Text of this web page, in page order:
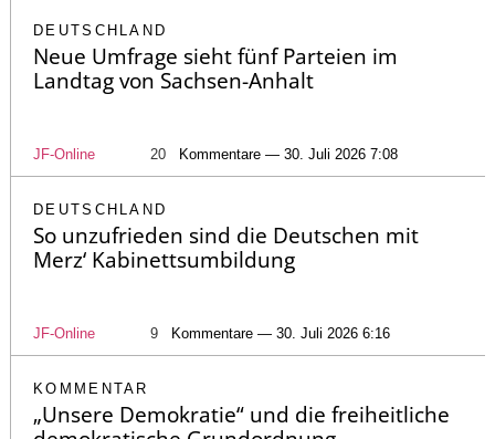
DEUTSCHLAND
Neue Umfrage sieht fünf Parteien im
Landtag von Sachsen-Anhalt
JF-Online 20 Kommentare — 30. Juli 2026 7:08
DEUTSCHLAND
So unzufrieden sind die Deutschen mit
Merz‘ Kabinettsumbildung
JF-Online 9 Kommentare — 30. Juli 2026 6:16
KOMMENTAR
„Unsere Demokratie“ und die freiheitliche